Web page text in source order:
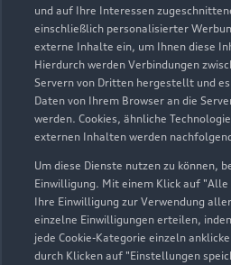
und auf Ihre Interessen
einschließlich personalisierter
externe Inhalte ein, um Ihnen diese
Hierdurch werden Verbindungen
Servern von Dritten hergestellt und
Daten von Ihrem Browser an die
werden. Cookies, ähnliche
externen Inhalten werden
Um diese Dienste nutzen zu können,
Einwilligung. Mit einem Klick auf
Ihre Einwilligung zur Verwendung
einzelne Einwilligungen erteilen,
jede Cookie-Kategorie einzeln
durch Klicken auf "Einstellungen
Audi
Sommer